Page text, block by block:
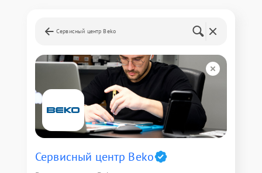
Сервисный центр Beko
Сервисный центр Beko